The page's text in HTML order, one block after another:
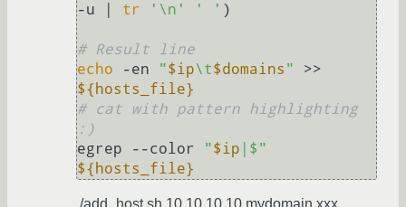
-u | tr '\n' ' ' )
# Result line
echo -en "$ip\t$domains "
${hosts_file}
# cat with pattern highlighting
:)
egrep --color
"$ip |$"
${hosts_file}